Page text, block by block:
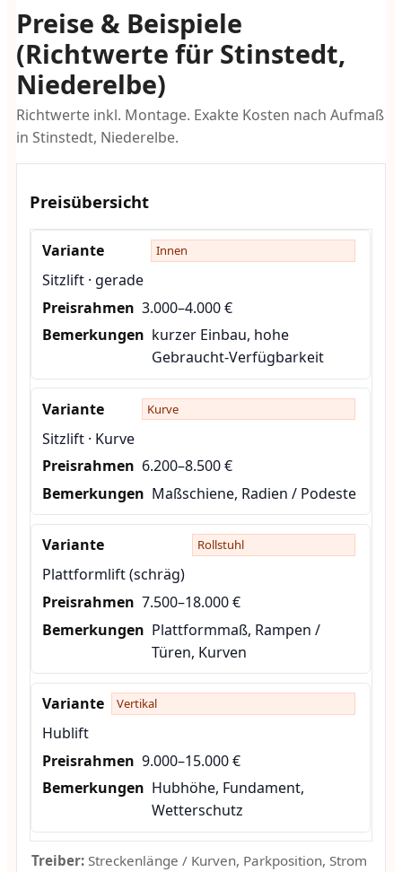
Preise & Beispiele
(Richtwerte für Stinstedt,
Niederelbe)
Richtwerte inkl. Montage. Exakte Kosten nach Aufmaß
in Stinstedt, Niederelbe.
Preisübersicht
Innen
Sitzlift · gerade
3.000–4.000 €
kurzer Einbau, hohe
Gebraucht-Verfügbarkeit
Kurve
Sitzlift · Kurve
6.200–8.500 €
Maßschiene, Radien / Podeste
Rollstuhl
Plattformlift (schräg)
7.500–18.000 €
Plattformmaß, Rampen /
Türen, Kurven
Vertikal
Hublift
9.000–15.000 €
Hubhöhe, Fundament,
Wetterschutz
Treiber:Streckenlänge / Kurven, Parkposition, Strom